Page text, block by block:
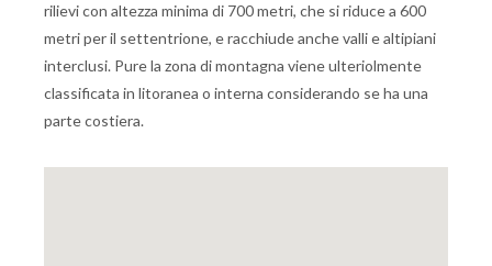
rilievi con altezza minima di 700 metri, che si riduce a 600
metri per il settentrione, e racchiude anche valli e altipiani
interclusi. Pure la zona di montagna viene ulteriolmente
classificata in litoranea o interna considerando se ha una
parte costiera.